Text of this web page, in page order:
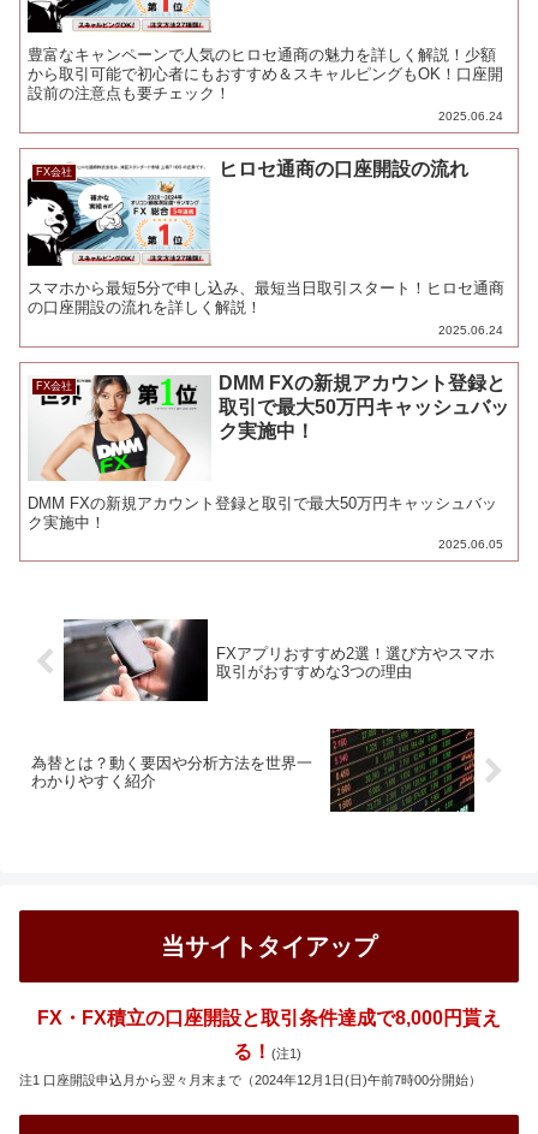
豊富なキャンペーンで人気のヒロセ通商の魅力を詳しく解説！少額
から取引可能で初心者にもおすすめ＆スキャルピングもOK！口座開
設前の注意点も要チェック！
2025.06.24
FX会社 ヒロセ通商の口座開設の流れ
スマホから最短5分で申し込み、最短当日取引スタート！ヒロセ通商
の口座開設の流れを詳しく解説！
2025.06.24
FX会社
DMM FXの新規アカウント登録と
取引で最大50万円キャッシュバッ
ク実施中！
DMM FXの新規アカウント登録と取引で最大50万円キャッシュバッ
ク実施中！
2025.06.05
FXアプリおすすめ2選！選び方やスマホ
取引がおすすめな3つの理由
為替とは？動く要因や分析方法を世界一
わかりやすく紹介
当サイトタイアップ
FX・FX積立の口座開設と取引条件達成で8,000円貰え
る！ (注1)
注1 口座開設申込月から翌々月末まで（2024年12月1日(日)午前7時00分開始）